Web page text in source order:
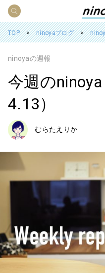
TOP ninoyaブログ
ninoyaの週報
今週の
4.13）
むらたえりか